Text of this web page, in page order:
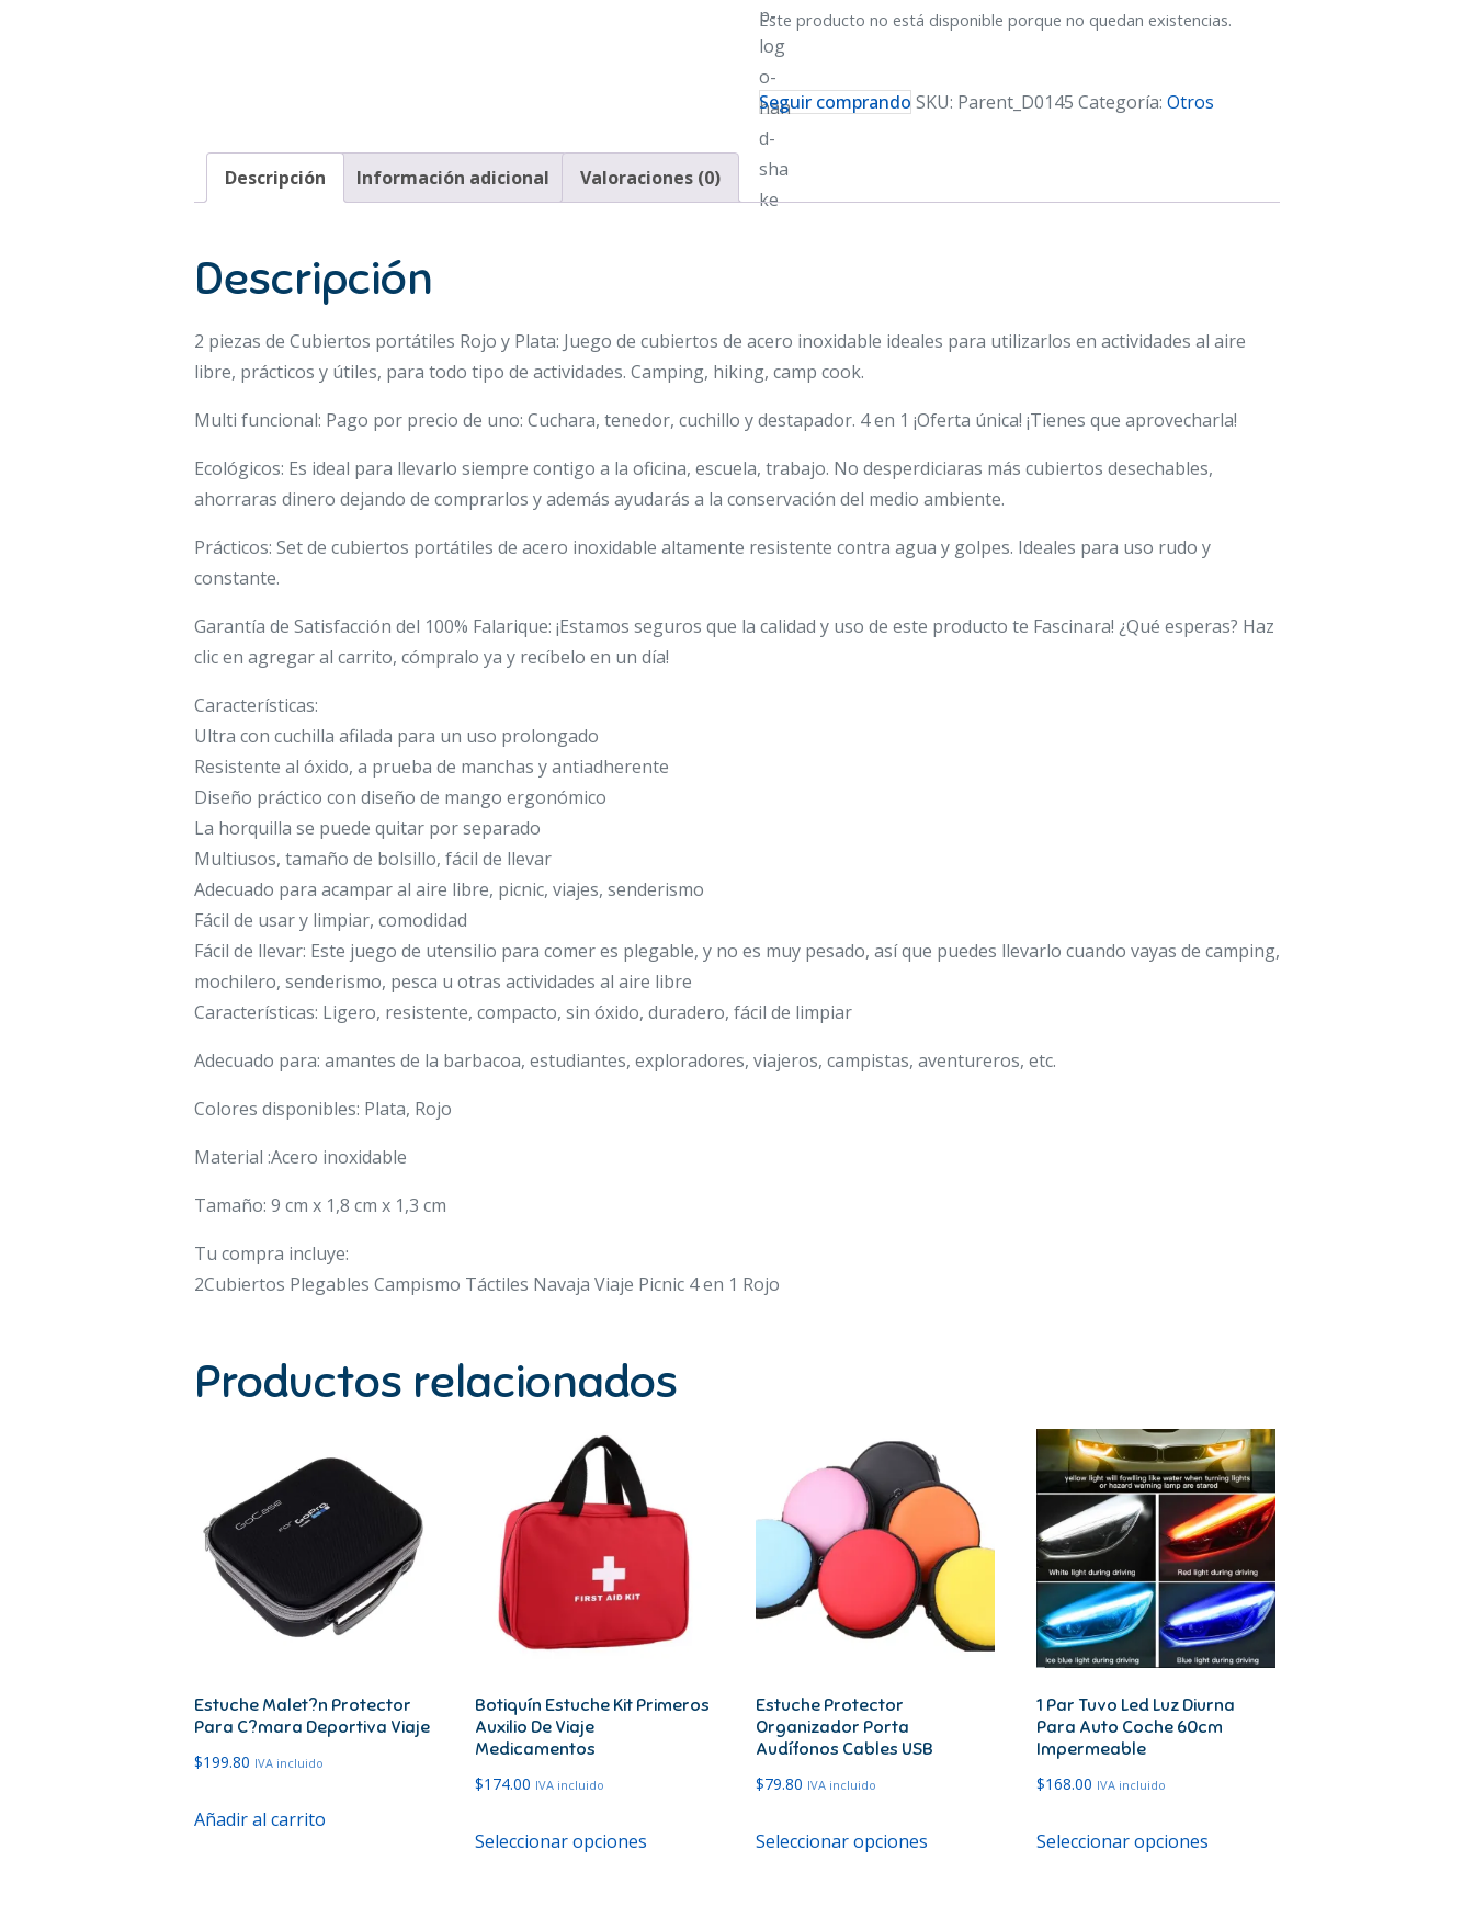
Este producto no está disponible porque no quedan existencias.
Seguir comprando SKU: Parent_D0145 Categoría: Otros
Descripción Información adicional Valoraciones (0)
Descripción
2 piezas de Cubiertos portátiles Rojo y Plata: Juego de cubiertos de acero inoxidable ideales para utilizarlos en actividades al aire
libre, prácticos y útiles, para todo tipo de actividades. Camping, hiking, camp cook.
Multi funcional: Pago por precio de uno: Cuchara, tenedor, cuchillo y destapador. 4 en 1 ¡Oferta única! ¡Tienes que aprovecharla!
Ecológicos: Es ideal para llevarlo siempre contigo a la oficina, escuela, trabajo. No desperdiciaras más cubiertos desechables,
ahorraras dinero dejando de comprarlos y además ayudarás a la conservación del medio ambiente.
Prácticos: Set de cubiertos portátiles de acero inoxidable altamente resistente contra agua y golpes. Ideales para uso rudo y
constante.
Garantía de Satisfacción del 100% Falarique: ¡Estamos seguros que la calidad y uso de este producto te Fascinara! ¿Qué esperas? Haz
clic en agregar al carrito, cómpralo ya y recíbelo en un día!
Características:
Ultra con cuchilla afilada para un uso prolongado
Resistente al óxido, a prueba de manchas y antiadherente
Diseño práctico con diseño de mango ergonómico
La horquilla se puede quitar por separado
Multiusos, tamaño de bolsillo, fácil de llevar
Adecuado para acampar al aire libre, picnic, viajes, senderismo
Fácil de usar y limpiar, comodidad
Fácil de llevar: Este juego de utensilio para comer es plegable, y no es muy pesado, así que puedes llevarlo cuando vayas de camping,
mochilero, senderismo, pesca u otras actividades al aire libre
Características: Ligero, resistente, compacto, sin óxido, duradero, fácil de limpiar
Adecuado para: amantes de la barbacoa, estudiantes, exploradores, viajeros, campistas, aventureros, etc.
Colores disponibles: Plata, Rojo
Material :Acero inoxidable
Tamaño: 9 cm x 1,8 cm x 1,3 cm
Tu compra incluye:
2Cubiertos Plegables Campismo Táctiles Navaja Viaje Picnic 4 en 1 Rojo
Productos relacionados
Estuche Malet?n Protector
Para C?mara Deportiva Viaje
$199.80 IVA incluido
Añadir al carrito
Botiquín Estuche Kit Primeros
Auxilio De Viaje
Medicamentos
$174.00 IVA incluido
Seleccionar opcionesproducto
Estuche Protector
Organizador Porta
Audífonos Cables USB
$79.80 IVA incluido
Seleccionar opcionesproducto
1 Par Tuvo Led Luz Diurna
Para Auto Coche 60cm
Impermeable
$168.00 IVA incluido
Seleccionar opcionesproducto